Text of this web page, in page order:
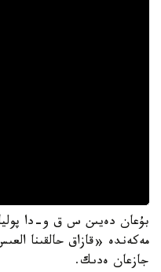
بۇعان دەيىن س ق و-دا
مەكەندە «قازاق حالقىنا
جازعان ەدىك.